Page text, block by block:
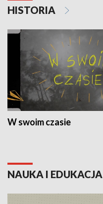
HISTORIA
W swoim czasie
NAUKA I EDUKACJA